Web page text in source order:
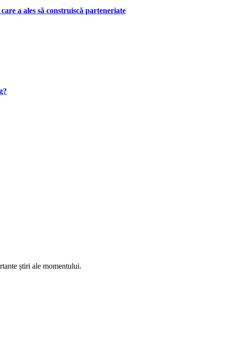
a ales să construiscă parteneriate
știri ale momentului.